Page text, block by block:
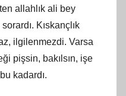
allahlık ali bey
Kıskançlık
ilgilenmezdi. Varsa
pişsin, bakılsın, işe
kadardı.